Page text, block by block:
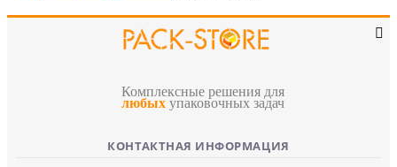
Комплексные решения для
любых упаковочных задач
КОНТАКТНАЯ ИНФОРМАЦИЯ